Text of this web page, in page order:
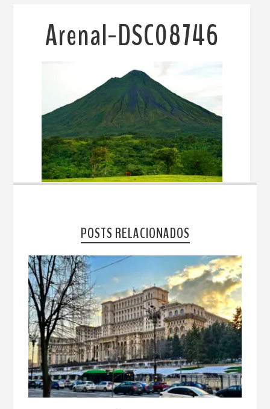
Arenal-DSC08746
POSTS RELACIONADOS